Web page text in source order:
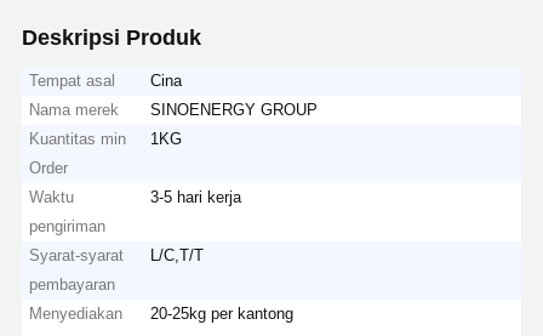
Deskripsi Produk
Tempat asal
Cina
Nama merek
SINOENERGY GROUP
Kuantitas min
Order
1KG
Waktu
pengiriman
3-5 hari kerja
Syarat-syarat
pembayaran
L/C,T/T
Menyediakan
20-25kg per kantong